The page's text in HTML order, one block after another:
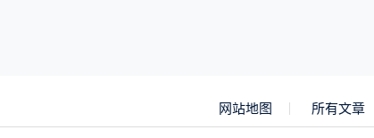
网站地图 所有文章